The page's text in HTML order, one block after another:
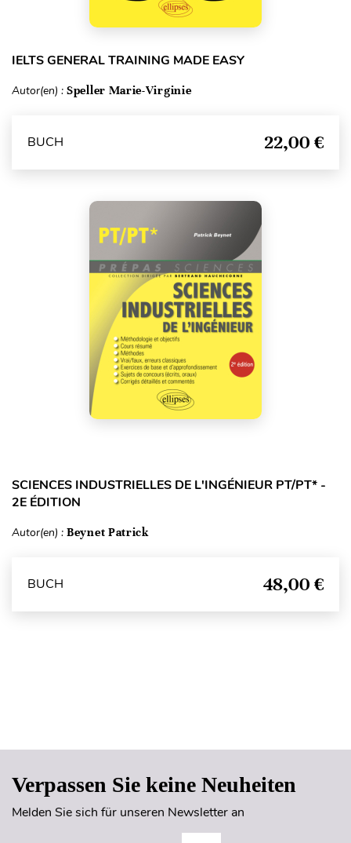
IELTS GENERAL TRAINING MADE EASY
Autor(en) : Speller Marie-Virginie
BUCH 22,00 €
SCIENCES INDUSTRIELLES DE L'INGÉNIEUR PT/PT* -
2E ÉDITION
Autor(en) : Beynet Patrick
BUCH 48,00 €
Verpassen Sie keine Neuheiten
Melden Sie sich für unseren Newsletter an